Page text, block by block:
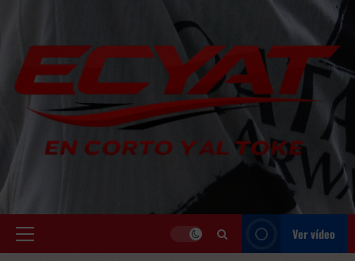
contenido
Menú
Ver vídeo